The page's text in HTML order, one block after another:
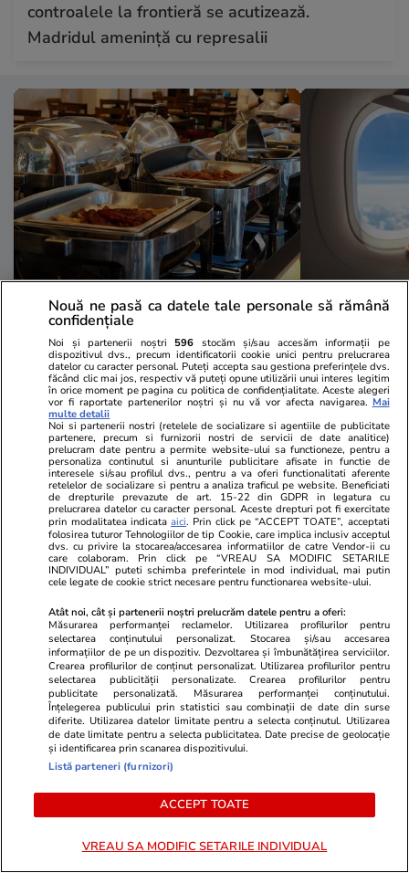
controalele la frontieră se acutizează.
Madridul amenință cu represalii
Vacanțe și Cultură 18:46
Ce riscă turiștii care își fac provizii
de la micul-dejun din hotel.
Semnalul de alarmă tras de un
hotelier olandez: „Începe să arate
ca un camping”
Vacanțe și
bebeluși și
complet
experți în
Horoscop 07 aug.
Horoscop 8 august 2026.
Fecioarele sunt pregătite să-și
asume o creștere mai lentă și
anumite limitări în schimbul
stabilității
Bani și Afaceri 03 aug.
Cine poate retrage banii din
contul unei persoane decedate
Nouă ne pasă ca datele tale personale să rămână
confidențiale
Noi și partenerii noștri 596 stocăm și/sau accesăm informații pe
dispozitivul dvs., precum identificatorii cookie unici pentru prelucrarea
datelor cu caracter personal. Puteți accepta sau gestiona preferințele dvs.
făcând clic mai jos, respectiv vă puteți opune utilizării unui interes legitim
în orice moment pe pagina cu politica de confidențialitate. Aceste alegeri
vor fi raportate partenerilor noștri și nu vă vor afecta navigarea. Mai
multe detalii
Noi si partenerii nostri (retelele de socializare si agentiile de publicitate
partenere, precum si furnizorii nostri de servicii de date analitice)
prelucram date pentru a permite website-ului sa functioneze, pentru a
personaliza continutul si anunturile publicitare afisate in functie de
interesele si/sau profilul dvs., pentru a va oferi functionalitati aferente
retelelor de socializare si pentru a analiza traficul pe website. Beneficiati
de drepturile prevazute de art. 15-22 din GDPR in legatura cu
prelucrarea datelor cu caracter personal. Aceste drepturi pot fi exercitate
prin modalitatea indicataaici. Prin click pe “ACCEPT TOATE”, acceptati
folosirea tuturor Tehnologiilor de tip Cookie, care implica inclusiv acceptul
dvs. cu privire la stocarea/accesarea informatiilor de catre Vendor-ii cu
care colaboram. Prin click pe “VREAU SA MODIFIC SETARILE
INDIVIDUAL” puteti schimba preferintele in mod individual, mai putin
cele legate de cookie strict necesare pentru functionarea website-ului.
Atât noi, cât și partenerii noștri prelucrăm datele pentru a oferi:
Măsurarea performanței reclamelor. Utilizarea profilurilor pentru
selectarea conținutului personalizat. Stocarea și/sau accesarea
informațiilor de pe un dispozitiv. Dezvoltarea și îmbunătățirea serviciilor.
Crearea profilurilor de conținut personalizat. Utilizarea profilurilor pentru
selectarea publicității personalizate. Crearea profilurilor pentru
publicitate personalizată. Măsurarea performanței conținutului.
Înțelegerea publicului prin statistici sau combinații de date din surse
diferite. Utilizarea datelor limitate pentru a selecta conținutul. Utilizarea
de date limitate pentru a selecta publicitatea. Date precise de geolocație
și identificarea prin scanarea dispozitivului.
Listă parteneri (furnizori)
ACCEPT TOATE
VREAU SA MODIFIC SETARILE INDIVIDUAL